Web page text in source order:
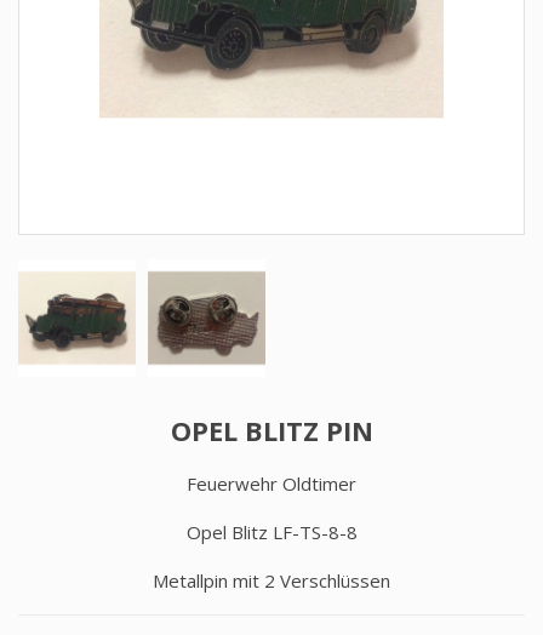
OPEL BLITZ PIN
Feuerwehr Oldtimer
Opel Blitz LF-TS-8-8
Metallpin mit 2 Verschlüssen